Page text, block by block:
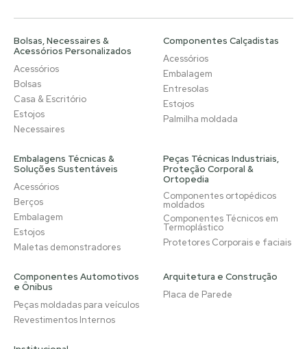
Bolsas, Necessaires &
Acessórios Personalizados
Acessórios
Bolsas
Casa & Escritório
Estojos
Necessaires
Componentes Calçadistas
Acessórios
Embalagem
Entresolas
Estojos
Palmilha moldada
Embalagens Técnicas &
Soluções Sustentáveis
Acessórios
Berços
Embalagem
Estojos
Maletas demonstradores
Peças Técnicas Industriais,
Proteção Corporal &
Ortopedia
Componentes ortopédicos
moldados
Componentes Técnicos em
Termoplástico
Protetores Corporais e faciais
Componentes Automotivos
e Ônibus
Peças moldadas para veículos
Revestimentos Internos
Arquitetura e Construção
Placa de Parede